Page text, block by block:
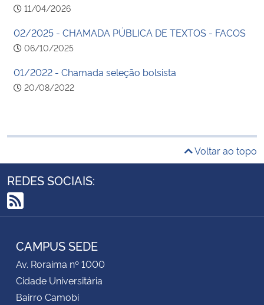
11/04/2026
02/2025 - CHAMADA PÚBLICA DE TEXTOS - FACOS
06/10/2025
01/2022 - Chamada seleção bolsista
20/08/2022
Voltar ao topo
REDES SOCIAIS:
RSS
CAMPUS SEDE
Av. Roraima nº 1000
Cidade Universitária
Bairro Camobi